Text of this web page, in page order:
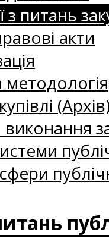
з питань
акти
методологія